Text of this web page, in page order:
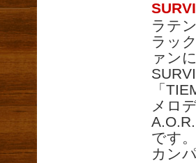
ラテ
ラッ
ァン
「
メロ
です。
カン